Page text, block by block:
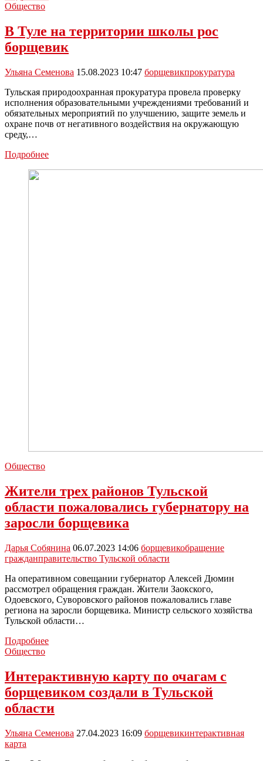
борьбу
с
потратят
37
млн
рублей
Общество
В Туле на территории школы рос
борщевик
Ульяна Семенова 15.08.2023 10:47 борщевикпрокуратура
Тульская природоохранная прокуратура провела проверку
исполнения образовательными учреждениями требований и
обязательных мероприятий по улучшению, защите земель и
охране почв от негативного воздействия на окружающую
среду,…
ПодробнееВ
Общество
Жители трех районов Тульской
области пожаловались губернатору на
заросли борщевика
Дарья Собянина 06.07.2023 14:06 борщевикобращение
гражданправительство Тульской области
На оперативном совещании губернатор Алексей Дюмин
рассмотрел обращения граждан. Жители Заокского,
Одоевского, Суворовского районов пожаловались главе
региона на заросли борщевика. Министр сельского хозяйства
Тульской области…
ПодробнееЖители
области
пожаловались
на
борщевика
Общество
Интерактивную карту по очагам с
борщевиком создали в Тульской
области
Ульяна Семенова 27.04.2023 16:09 борщевикинтерактивная
карта